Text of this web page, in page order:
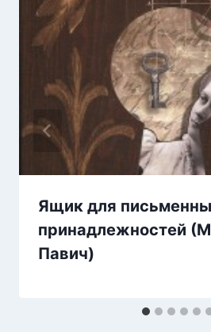
Ящик для
принадлежностей
Павич)